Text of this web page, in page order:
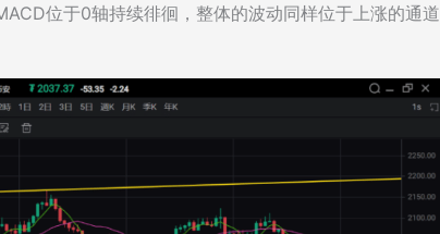
位于0轴持续徘徊，整体的波动同样位于上涨的通道